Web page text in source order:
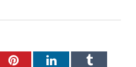
PinterestLinkedInTumblr